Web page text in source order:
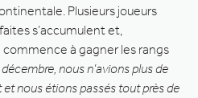
Plusieurs joueurs
s’accumulent et,
à gagner les rangs
décembre, nous n’avions plus de
et nous étions passés tout près de